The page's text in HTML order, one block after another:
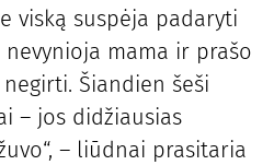
viską suspėja padaryti
nevynioja mama ir prašo
Šiandien šeši
– jos didžiausias
– liūdnai prasitaria